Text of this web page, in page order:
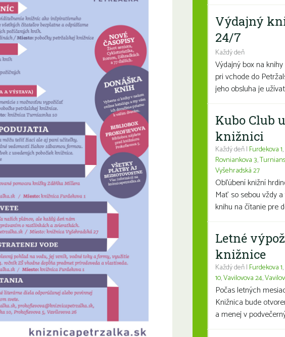
Výdajný
24/7
Každý deň
Výdajný box na
pri vchode do
jeho obsluha je
Kubo Club
knižnici
Každý deň | Furdekova 1,
Rovniankova 3,
Vyšehradská 27
Obľúbení knižní
Mať so sebou vždy
knihu na čítanie pre
Letné
knižnice
Každý deň | Furdekova 1,
10,Vavilovova 24,
Počas letných
Knižnica bude
a menej v